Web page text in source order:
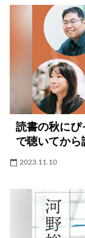
読書の秋にぴ
で聴いてから
2023.11.10